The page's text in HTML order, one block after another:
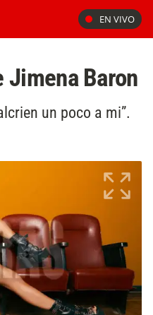
EN VIVO
Jimena Baron
un poco a mi”.